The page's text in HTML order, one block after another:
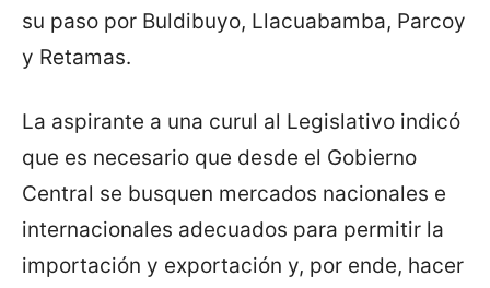
su paso por Buldibuyo, Llacuabamba, Parcoy
y Retamas.
La aspirante a una curul al Legislativo indicó
que es necesario que desde el Gobierno
Central se busquen mercados nacionales e
internacionales adecuados para permitir la
importación y exportación y, por ende, hacer